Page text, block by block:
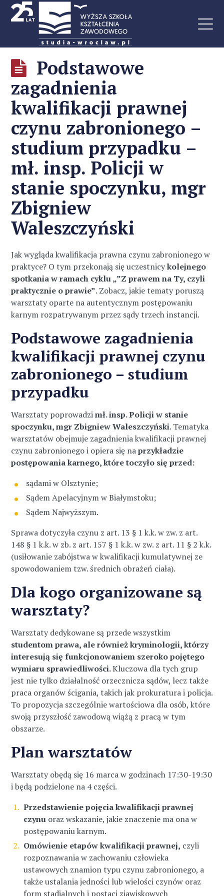
Podstawowe
zagadnienia
kwalifikacji prawnej
czynu zabronionego –
studium przypadku –
mł. insp. Policji w
stanie spoczynku, mgr
Zbigniew
Waleszczyński
Jak wygląda kwalifikacja prawna czynu zabronionego w
praktyce? O tym przekonają się uczestnicykolejnego
spotkania w ramach cyklu „”Z prawem na Ty, czyli
praktycznie o prawie”. Zobacz, jakie tematy poruszą
warsztaty oparte na autentycznym postępowaniu
karnym rozpatrywanym przez sądy trzech instancji.
Podstawowe zagadnienia
kwalifikacji prawnej czynu
zabronionego – studium
przypadku
Warsztaty poprowadzimł. insp. Policji w stanie
spoczynku, mgr Zbigniew Waleszczyński. Tematyka
warsztatów obejmuje zagadnienia kwalifikacji prawnej
czynu zabronionego i opiera się naprzykładzie
postępowania karnego, które toczyło się przed:
sądami w Olsztynie;
Sądem Apelacyjnym w Białymstoku;
Sądem Najwyższym.
Sprawa dotyczyła czynu z art. 13 § 1 k.k. w zw. z art.
148 § 1 k.k. w zb. z art. 157 § 1 k.k. w zw. z art. 11 § 2 k.k.
(usiłowanie zabójstwa w kwalifikacji kumulatywnej ze
spowodowaniem tzw. średnich obrażeń ciała).
Dla kogo organizowane są
warsztaty?
Warsztaty dedykowane są przede wszystkim
studentom prawa, ale również kryminologii, którzy
interesują się funkcjonowaniem szeroko pojętego
wymiaru sprawiedliwości.Kluczowa dla tych grup
jest nie tylko działalność orzecznicza sądów, lecz także
praca organów ścigania, takich jak prokuratura i policja.
To propozycja szczególnie wartościowa dla osób, które
swoją przyszłość zawodową wiążą z pracą w tym
obszarze.
Plan warsztatów
Warsztaty obędą się 16 marca w godzinach 17:30-19:30
i będą podzielone na 4 części.
Przedstawienie pojęcia kwalifikacji prawnej
czynu oraz wskazanie, jakie znaczenie ma ona w
postępowaniu karnym.
Omówienie etapów kwalifikacji prawnej, czyli
rozpoznawania w zachowaniu człowieka
ustawowych znamion typu czynu zabronionego, a
także ustalania jedności lub wielości czynów oraz
form stadialnych i postaci zjawiskowych